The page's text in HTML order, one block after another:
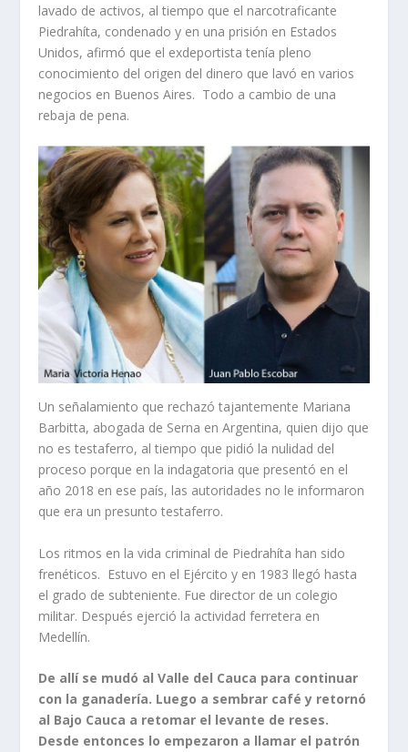
lavado de activos, al tiempo que el narcotraficante
Piedrahíta, condenado y en una prisión en Estados
Unidos, afirmó que el exdeportista tenía pleno
conocimiento del origen del dinero que lavó en varios
negocios en Buenos Aires. Todo a cambio de una
rebaja de pena.
Un señalamiento que rechazó tajantemente Mariana
Barbitta, abogada de Serna en Argentina, quien dijo que
no es testaferro, al tiempo que pidió la nulidad del
proceso porque en la indagatoria que presentó en el
año 2018 en ese país, las autoridades no le informaron
que era un presunto testaferro.
Los ritmos en la vida criminal de Piedrahíta han sido
frenéticos. Estuvo en el Ejército y en 1983 llegó hasta
el grado de subteniente. Fue director de un colegio
militar. Después ejerció la actividad ferretera en
Medellín.
De allí se mudó al Valle del Cauca para continuar
con la ganadería. Luego a sembrar café y retornó
al Bajo Cauca a retomar el levante de reses.
Desde entonces lo empezaron a llamar el patrón